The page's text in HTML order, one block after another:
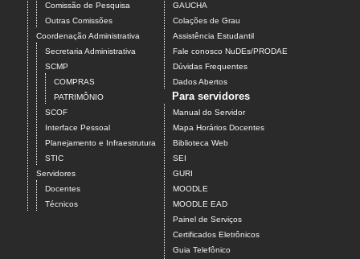
Comissão de Pesquisa
Outras Comissões
Coordenação Administrativa
Secretaria Administrativa
SCMP
COMPRAS
PATRIMÔNIO
SCOF
Interface Pessoal
Planejamento e Infraestrutura
STIC
Servidores
Docentes
Técnicos
GAUCHA
Colações de Grau
Assistência Estudantil
Fale conosco NuDEs/PRODAE
Dúvidas Frequentes
Dados Abertos
Para servidores
Manual do Servidor
Mapa Horários Docentes
Biblioteca Web
SEI
GURI
MOODLE
MOODLE EAD
Painel de Serviços
Certificados Eletrônicos
Guia Telefônico